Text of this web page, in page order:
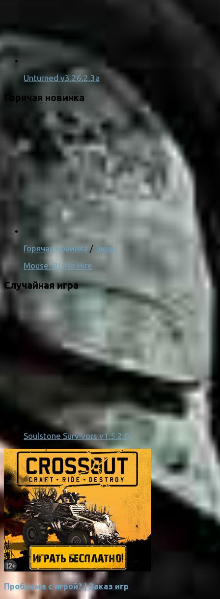
Unturned v3.26.2.3a
Горячая новинка
Горячая новинка / Экшн
Mouse: P.I. for Hire
Случайная игра
Soulstone Survivors v1.5.2.0
Проблема с игрой? | Заказ игр